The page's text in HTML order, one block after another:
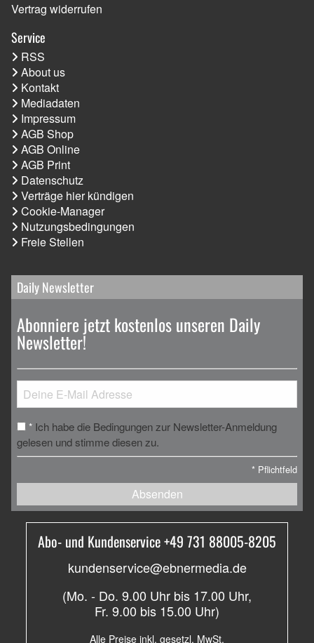
Vertrag widerrufen
Service
RSS
About us
Kontakt
Mediadaten
Impressum
AGB Shop
AGB Online
AGB Print
Datenschutz
Verträge hier kündigen
Cookie-Manager
Nutzungsbedingungen
Freie Stellen
Daily Newsletter
Abonniere jetzt kostenlos unseren Daily
Newsletter!
* Ich habe die Bedingungen zur Newsletter-Anmeldung
gelesen und stimme diesen zu.
* Pflichtfeld
Absenden
Abo- und Kundenservice +49 731 88005-8205
kundenservice@ebnermedia.de
(Mo. - Do. 9.00 Uhr bis 17.00 Uhr,
Fr. 9.00 bis 15.00 Uhr)
Alle Preise inkl. gesetzl. MwSt.